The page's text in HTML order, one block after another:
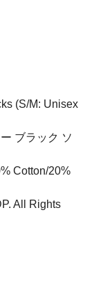
(S/M: Unisex
ブラック ソ
Cotton/20%
All Rights